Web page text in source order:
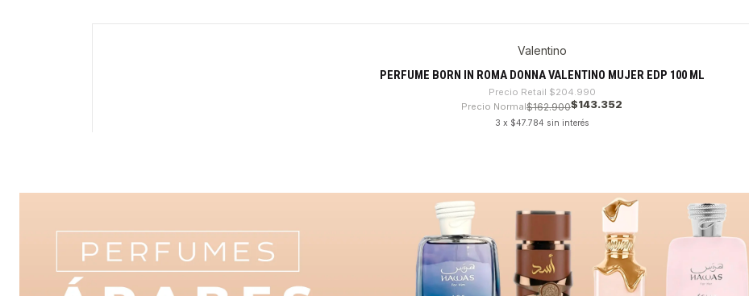
Valentino
PERFUME BORN IN ROMA DONNA VALENTINO MUJER EDP 100 ML
Precio Retail $204.990
Precio Normal$162.900$143.352
3 x $47.784 sin interés